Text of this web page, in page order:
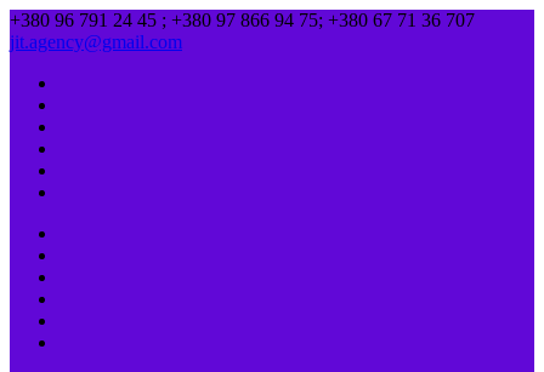
+380 96 791 24 45 ; +380 97 866 94 75; +380 67 71 36 707
jit.agency@gmail.com